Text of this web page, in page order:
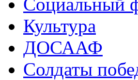
Культура
ДОСААФ
Солдаты